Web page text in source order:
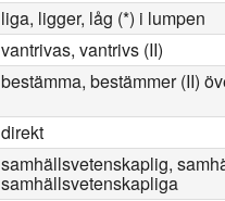
liga, ligger, låg (*) i lumpen
vantrivas, vantrivs (II)
bestämma, bestämmer (II)
direkt
samhällsvetenskaplig,
samhällsvetenskapliga